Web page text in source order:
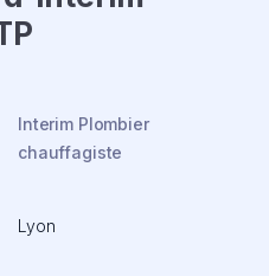
Interim Plombier
chauffagiste
Lyon